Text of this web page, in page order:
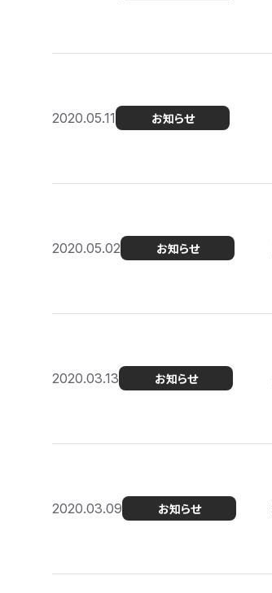
2020.05.11 お知らせ
2020.05.02 お知らせ
2020.03.13 お知らせ
2020.03.09 お知らせ